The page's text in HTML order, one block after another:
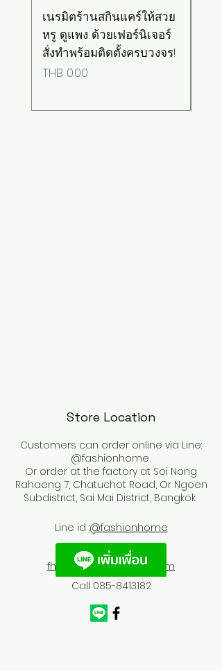
เนรมิตร้านสกินแคร์ให้สวย
หรู ดูแพง ด้วยเฟอร์นิเจอร์
สั่งทำพร้อมติดตั้งครบวงจร!
Price
THB 0.00
Store Location
Customers can order online via Line:
@fashionhome
Or order at the factory at Soi Nong
Rahaeng 7, Chatuchot Road, Or Ngoen
Subdistrict, Sai Mai District, Bangkok
Line id :@fashionhome
fhfurnitures@outlook.com
Call 085-8413182